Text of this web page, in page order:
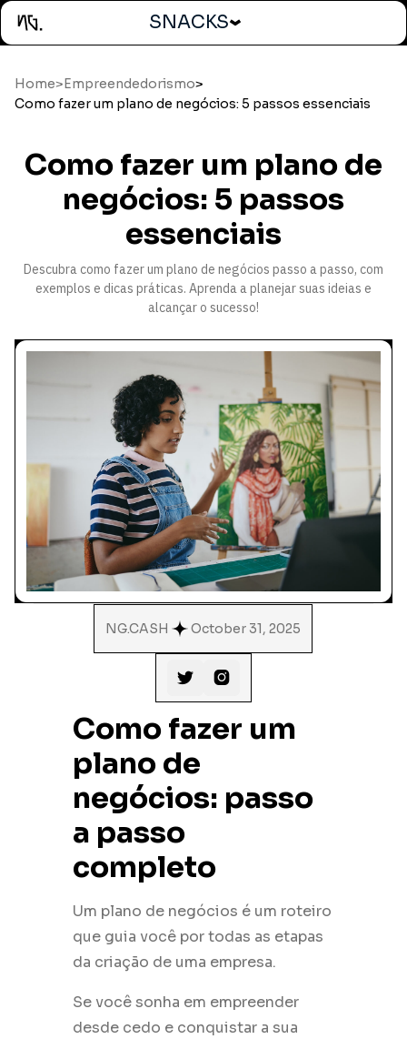
SNACKS
Home> Empreendedorismo>
Como fazer um plano de negócios: 5 passos essenciais
Como fazer um plano de
negócios: 5 passos
essenciais
Descubra como fazer um plano de negócios passo a passo, com
exemplos e dicas práticas. Aprenda a planejar suas ideias e
alcançar o sucesso!
NG.CASH October 31, 2025
 
Como fazer um
plano de
negócios: passo
a passo
completo
Um plano de negócios é um roteiro
que guia você por todas as etapas
da criação de uma empresa.
Se você sonha em empreender
desde cedo e conquistar a sua